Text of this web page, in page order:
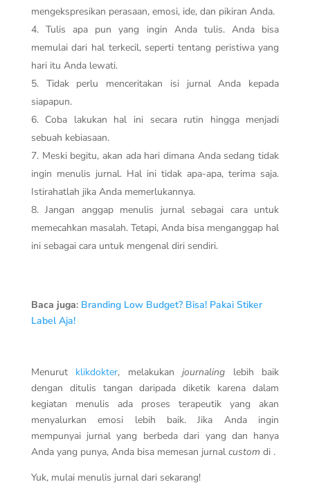
mengekspresikan perasaan, emosi, ide, dan pikiran Anda.
Tulis apa pun yang ingin Anda tulis. Anda bisa
memulai dari hal terkecil, seperti tentang peristiwa yang
hari itu Anda lewati.
Tidak perlu menceritakan isi jurnal Anda kepada
siapapun.
Coba lakukan hal ini secara rutin hingga menjadi
sebuah kebiasaan.
Meski begitu, akan ada hari dimana Anda sedang tidak
ingin menulis jurnal. Hal ini tidak apa-apa, terima saja.
Istirahatlah jika Anda memerlukannya.
Jangan anggap menulis jurnal sebagai cara untuk
memecahkan masalah. Tetapi, Anda bisa menganggap hal
ini sebagai cara untuk mengenal diri sendiri.
Baca juga: Branding Low Budget? Bisa! Pakai Stiker
Label Aja!
Menurut klikdokter, melakukanjournaling lebih baik
dengan ditulis tangan daripada diketik karena dalam
kegiatan menulis ada proses terapeutik yang akan
menyalurkan emosi lebih baik. Jika Anda ingin
mempunyai jurnal yang berbeda dari yang dan hanya
Anda yang punya, Anda bisa memesan jurnal custom di .
Yuk, mulai menulis jurnal dari sekarang!